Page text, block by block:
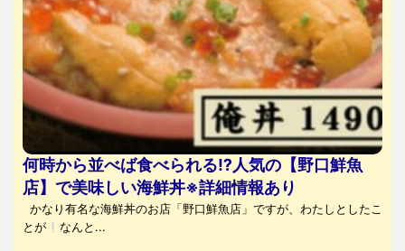
何時から並べば食べられる⁉人気の【野口鮮魚
店】で美味しい海鮮丼※詳細情報あり
かなり有名な海鮮丼のお店「野口鮮魚店」ですが、わたしとしたこ
とが
なんと...